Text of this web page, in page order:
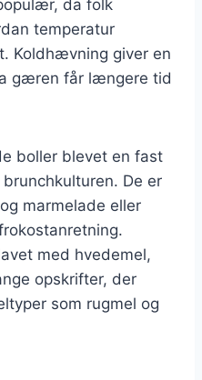
da folk
temperatur
Koldhævning giver en
gæren får længere tid
boller blevet en fast
De er
marmelade eller
med hvedemel,
opskrifter, der
som rugmel og